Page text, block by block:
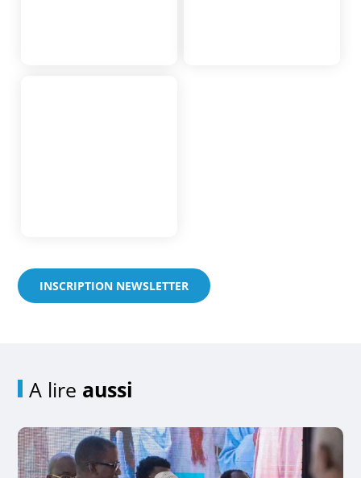
INSCRIPTION NEWSLETTER
A lire aussi